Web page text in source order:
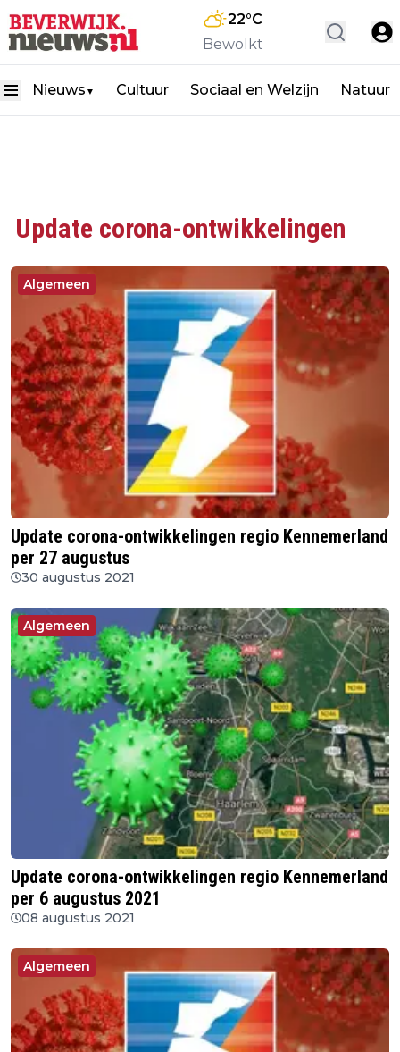
22°C
Bewolkt
Nieuws ▼ Cultuur Sociaal en Welzijn Natuur
Update corona-ontwikkelingen
Algemeen
Update corona-ontwikkelingen regio Kennemerland
per 27 augustus
30 augustus 2021
Algemeen
Update corona-ontwikkelingen regio Kennemerland
per 6 augustus 2021
08 augustus 2021
Algemeen